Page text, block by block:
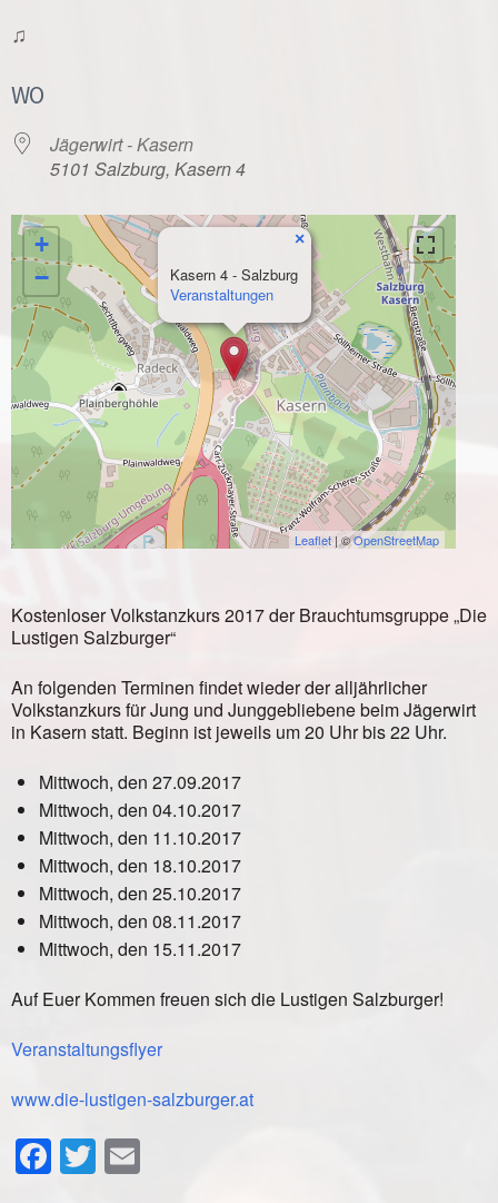
♫
WO
Jägerwirt - Kasern
5101 Salzburg, Kasern 4
Kasern 4 - Salzburg
Veranstaltungen
×
+
−
Leaflet| ©OpenStreetMap
Kostenloser Volkstanzkurs 2017 der Brauchtumsgruppe „Die
Lustigen Salzburger“
An folgenden Terminen findet wieder der alljährlicher
Volkstanzkurs für Jung und Junggebliebene beim Jägerwirt
in Kasern statt. Beginn ist jeweils um 20 Uhr bis 22 Uhr.
Mittwoch, den 27.09.2017
Mittwoch, den 04.10.2017
Mittwoch, den 11.10.2017
Mittwoch, den 18.10.2017
Mittwoch, den 25.10.2017
Mittwoch, den 08.11.2017
Mittwoch, den 15.11.2017
Auf Euer Kommen freuen sich die Lustigen Salzburger!
Veranstaltungsflyer
www.die-lustigen-salzburger.at
Facebook
Twitter